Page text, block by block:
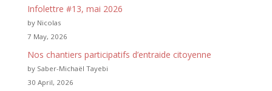
Infolettre #13, mai 2026
by Nicolas
7 May, 2026
Nos chantiers participatifs d’entraide citoyenne
by Saber-Michaël Tayebi
30 April, 2026